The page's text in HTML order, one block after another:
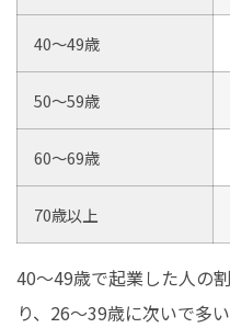
40～49歳
50～59歳
60～69歳
70歳以上
40～49歳で起業した人の
り、26～39歳に次いで多